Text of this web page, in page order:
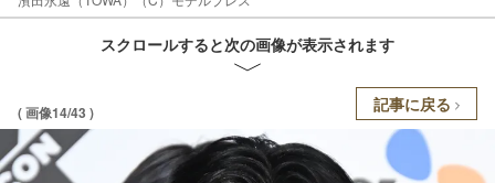
スクロールすると次の画像が表示されます
( 画像14/43 ) 記事に戻る